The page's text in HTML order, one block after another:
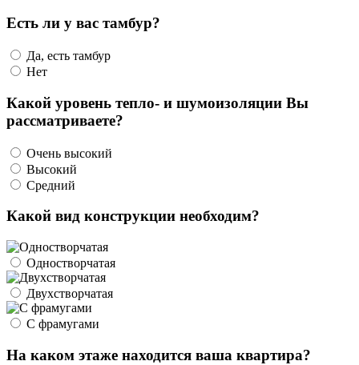
Есть ли у вас тамбур?
Да, есть тамбур
Нет
Какой уровень тепло- и шумоизоляции Вы
рассматриваете?
Очень высокий
Высокий
Средний
Какой вид конструкции необходим?
Одностворчатая
Двухстворчатая
С фрамугами
На каком этаже находится ваша квартира?